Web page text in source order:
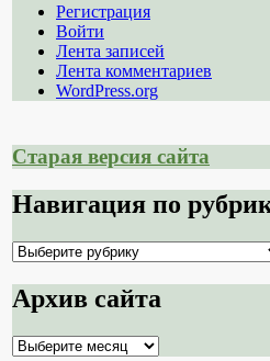
Регистрация
Войти
Лента записей
Лента комментариев
WordPress.org
Старая версия сайта
Навигация по
Навигация
рубрикам
сайта
Архив сайта
Архив